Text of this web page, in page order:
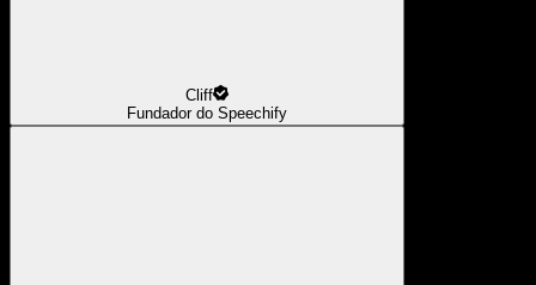
Cliff
Fundador do Speechify